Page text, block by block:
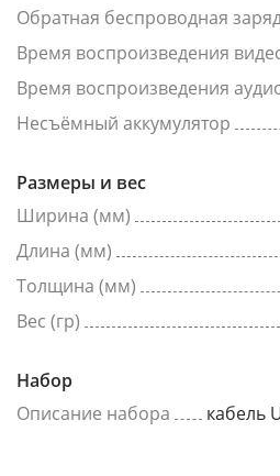
Обратная беспроводная
Время воспроизведения
Время воспроизведения
Несъёмный аккумулятор
Размеры и вес
Ширина (мм)
Длина (мм)
Толщина (мм)
Вес (гр)
Набор
Описание набора
кабель